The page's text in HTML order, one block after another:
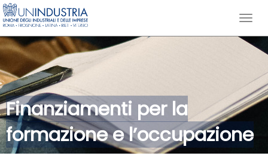
Finanziamenti per la
formazione e l’occupazione